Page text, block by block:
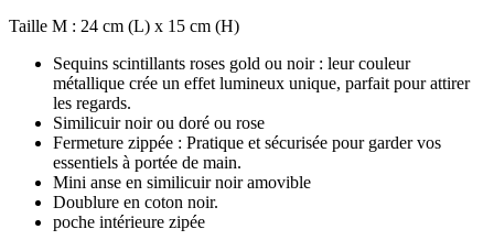
Taille M : 24 cm (L) x 15 cm (H)
Sequins scintillants roses gold ou noir : leur couleur
métallique crée un effet lumineux unique, parfait pour attirer
les regards.
Similicuir noir ou doré ou rose
Fermeture zippée : Pratique et sécurisée pour garder vos
essentiels à portée de main.
Mini anse en similicuir noir amovible
Doublure en coton noir.
poche intérieure zipée